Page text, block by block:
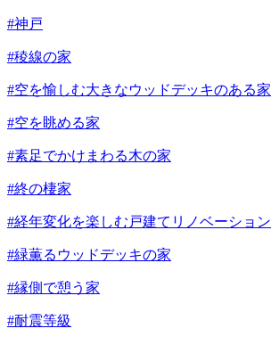
#神戸
#稜線の家
#空を愉しむ大きなウッドデッキのある家
#空を眺める家
#素足でかけまわる木の家
#終の棲家
#経年変化を楽しむ戸建てリノベーション
#緑薫るウッドデッキの家
#縁側で憩う家
#耐震等級